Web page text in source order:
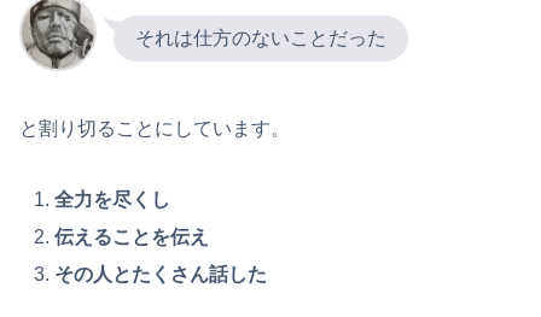
それは仕方のないことだった
と割り切ることにしています。
全力を尽くし
伝えることを伝え
その人とたくさん話した